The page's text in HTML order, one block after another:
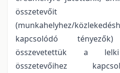
összetevőit
(munkahelyhez/
kapcsolódó
összevetettük a lelki
összetevőihez